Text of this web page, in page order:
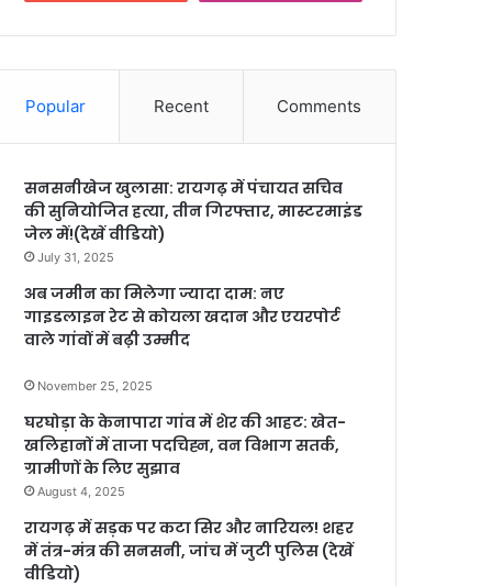
Popular Recent Comments
सनसनीखेज खुलासा: रायगढ़ में पंचायत सचिव
की सुनियोजित हत्या, तीन गिरफ्तार, मास्टरमाइंड
जेल में!(देखें वीडियो)
July 31, 2025
अब जमीन का मिलेगा ज्यादा दाम: नए
गाइडलाइन रेट से कोयला खदान और एयरपोर्ट
वाले गांवों में बढ़ी उम्मीद
November 25, 2025
घरघोड़ा के केनापारा गांव में शेर की आहट: खेत-
खलिहानों में ताजा पदचिह्न, वन विभाग सतर्क,
ग्रामीणों के लिए सुझाव
August 4, 2025
रायगढ़ में सड़क पर कटा सिर और नारियल! शहर
में तंत्र-मंत्र की सनसनी, जांच में जुटी पुलिस (देखें
वीडियो)